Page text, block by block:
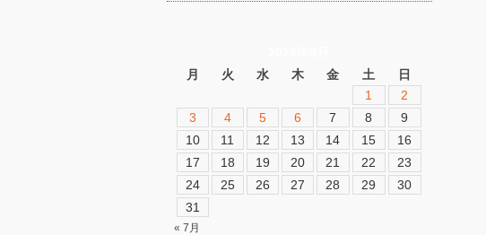
月
火 水 木 金 土
日
1
2
3
4 5 6 7 8
9
10
11 12 13 14 15
16
17
18 19 20 21 22
23
24
25 26 27 28 29
30
31
« 7月